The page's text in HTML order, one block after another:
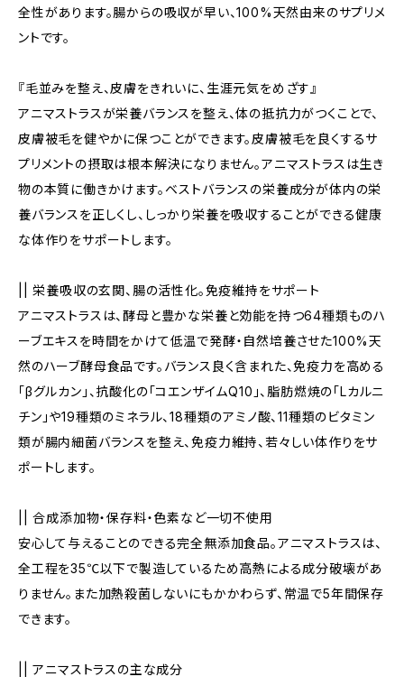
全性があります。腸からの吸収が早い、100%天然由来のサプリメ
ントです。
『毛並みを整え、皮膚をきれいに、生涯元気をめざす』
アニマストラスが栄養バランスを整え、体の抵抗力がつくことで、
皮膚被毛を健やかに保つことができます。皮膚被毛を良くするサ
プリメントの摂取は根本解決になりません。アニマストラスは生き
物の本質に働きかけます。ベストバランスの栄養成分が体内の栄
養バランスを正しくし、しっかり栄養を吸収することができる健康
な体作りをサポートします。
|| 栄養吸収の玄関、腸の活性化。免疫維持をサポート
アニマストラスは、酵母と豊かな栄養と効能を持つ64種類ものハ
ーブエキスを時間をかけて低温で発酵・自然培養させた100%天
然のハーブ酵母食品です。バランス良く含まれた、免疫力を高める
「βグルカン」、抗酸化の「コエンザイムQ10」、脂肪燃焼の「Lカルニ
チン」や19種類のミネラル、18種類のアミノ酸、11種類のビタミン
類が腸内細菌バランスを整え、免疫力維持、若々しい体作りをサ
ポートします。
|| 合成添加物・保存料・色素など一切不使用
安心して与えることのできる完全無添加食品。アニマストラスは、
全工程を35℃以下で製造しているため高熱による成分破壊があ
りません。また加熱殺菌しないにもかかわらず、常温で5年間保存
できます。
|| アニマストラスの主な成分